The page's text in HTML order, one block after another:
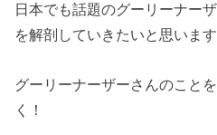
日本でも話題のグーリーナー
を解剖していきたいと思います
グーリーナーザーさんのこと
く！